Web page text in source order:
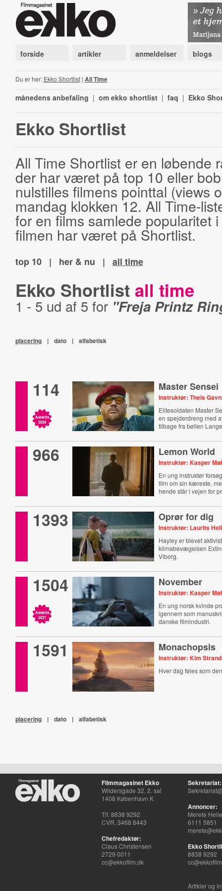
forside artikler anmeldelser blogs
Du er her: Ekko Shortlist| All Time
månedens anbefaling | om ekko shortlist | faq | Ekko
Ekko Shortlist
All Time Shortlist er en løbende
der har været på top 10 eller
nulstilles filmens pointtal (views
mandag klokken 12. All Time-
for en films samlede popularitet
filmen har været på Shortlist.
top 10 | her & nu | all time
Ekko Shortlist all time
1 - 5 ud af 5 for "Freja Printz
placering | dato | alfabetisk
114
Awards
2024
Master Sensei
Instruktør: Theis
Elitesoldaten Master
en spejderdreng med
tilbage fra bøllen
966 Lemon World
Instruktør: Kasper
En ung instruktør
film om sin kæreste,
hende står i vejen for
1393 Oprør for dig
Instruktør: Laurits
Hayley er blevet
klimabevægelsen
Viborg.
1504
Awards
2021
November
Instruktør: Kasper
En ung norsk kvinde
igennem som
danske filmindustri.
1591 Monachopsis
Instruktør: Kim
Hver dag føles som
placering | dato | alfabetisk
Filmmagasinet Ekko
Wildersgade 32, 2. sal
1408 København K
Tlf. 8838 9292
CVR. 3468 8443
Chefredaktør:
Claus Christensen
2729 0011
cc@ekkofilm.dk
Sekretariat:
Annoncer:
Merete
6111 5851
Ekko
8838 9292
Artikler og